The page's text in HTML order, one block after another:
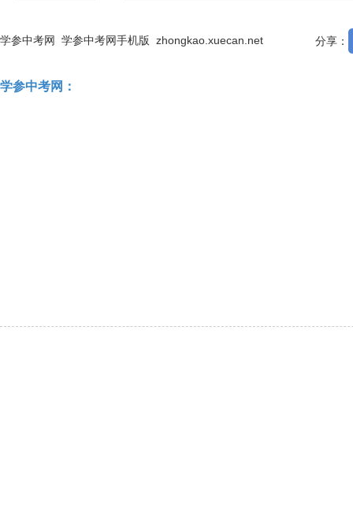
学参中考网 学参中考网手机版 zhongkao.xuecan.net 分享：
学参中考网：